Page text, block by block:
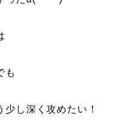
も
し深く攻めたい！